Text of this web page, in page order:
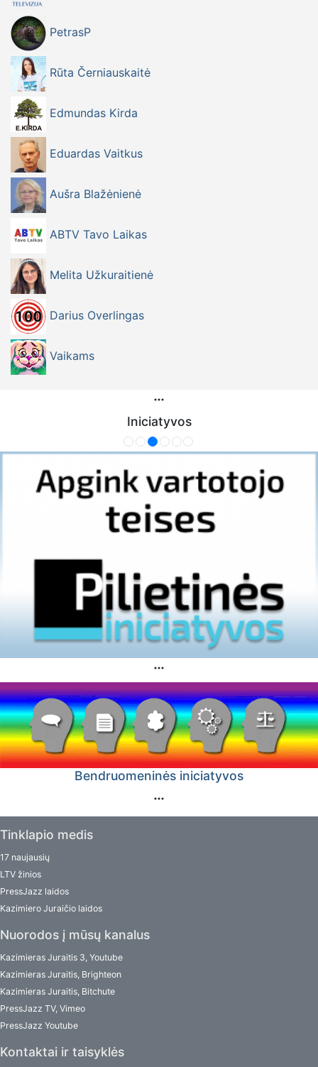
PetrasP
Rūta Černiauskaitė
Edmundas Kirda
Eduardas Vaitkus
Aušra Blažėnienė
ABTV Tavo Laikas
Melita Užkuraitienė
Darius Overlingas
Vaikams
Iniciatyvos
Bendruomeninės iniciatyvos
Tinklapio medis
17 naujausių
LTV žinios
PressJazz laidos
Kazimiero Juraičio laidos
Nuorodos į mūsų kanalus
Kazimieras Juraitis 3, Youtube
Kazimieras Juraitis, Brighteon
Kazimieras Juraitis, Bitchute
PressJazz TV, Vimeo
PressJazz Youtube
Kontaktai ir taisyklės